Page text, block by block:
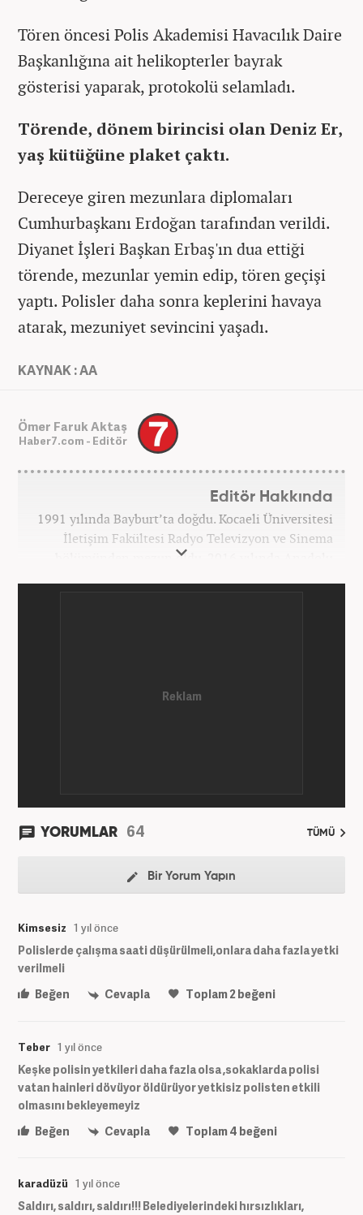
Tören öncesi Polis Akademisi Havacılık Daire
Başkanlığına ait helikopterler bayrak
gösterisi yaparak, protokolü selamladı.
Törende, dönem birincisi olan Deniz Er,
yaş kütüğüne plaket çaktı.
Dereceye giren mezunlara diplomaları
Cumhurbaşkanı Erdoğan tarafından verildi.
Diyanet İşleri Başkan Erbaş'ın dua ettiği
törende, mezunlar yemin edip, tören geçişi
yaptı. Polisler daha sonra keplerini havaya
atarak, mezuniyet sevincini yaşadı.
KAYNAK : AA
Ömer Faruk Aktaş
Haber7.com - Editör
Editör Hakkında
1991 yılında Bayburt’ta doğdu. Kocaeli Üniversitesi
İletişim Fakültesi Radyo Televizyon ve Sinema
bölümünden mezun oldu. 2016 yılında Anadolu
YORUMLAR 64 TÜMÜ
Bir Yorum Yapın
Kimsesiz 1 yıl önce
Polislerde çalışma saati düşürülmeli,onlara daha fazla yetki
verilmeli
Beğen
Cevapla Toplam2beğeni
Teber 1 yıl önce
Keşke polisin yetkileri daha fazla olsa ,sokaklarda polisi
vatan hainleri dövüyor öldürüyor yetkisiz polisten etkili
olmasını bekleyemeyiz
Beğen
Cevapla Toplam4 beğeni
karadüzü 1 yıl önce
Saldırı, saldırı, saldırı!!! Belediyelerindeki hırsızlıkları,